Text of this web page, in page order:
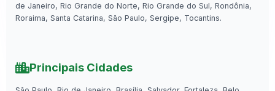
de Janeiro, Rio Grande do Norte, Rio Grande do Sul, Rondônia,
Roraima, Santa Catarina, São Paulo, Sergipe, Tocantins.
Principais Cidades